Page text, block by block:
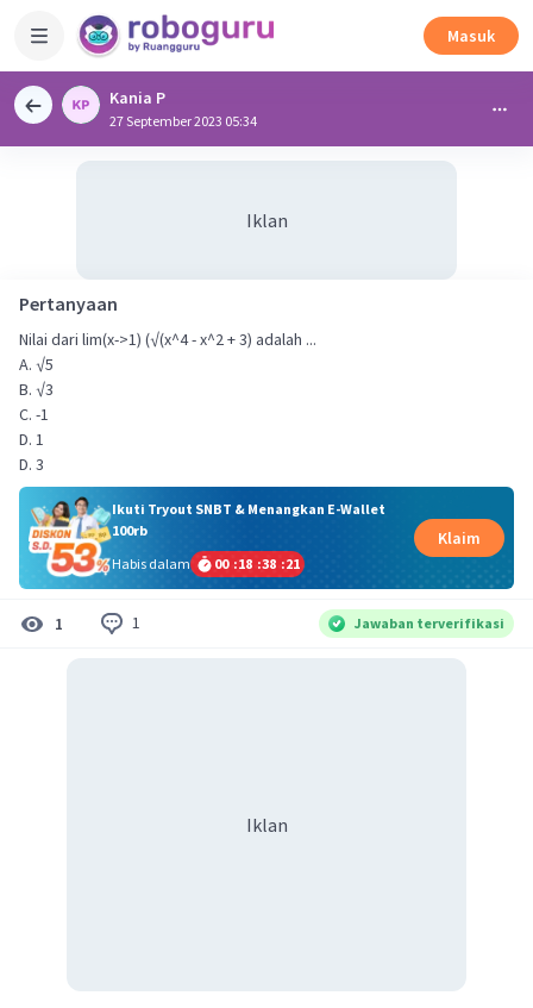
Masuk
Kania P
27 September 2023 05:34
Iklan
Pertanyaan
Nilai dari lim(x->1) (√(x^4 - x^2 + 3) adalah ...
A. √5
B. √3
C. -1
D. 1
D. 3
Ikuti Tryout SNBT & Menangkan E-Wallet
100rb
Habis dalam
00 :18 :38 :21
Klaim
1 1 Jawaban terverifikasi
Iklan